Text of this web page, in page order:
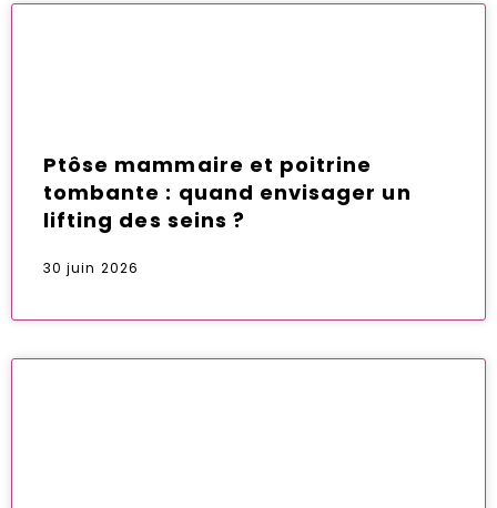
Ptôse mammaire et poitrine
tombante : quand envisager un
lifting des seins ?
30 juin 2026